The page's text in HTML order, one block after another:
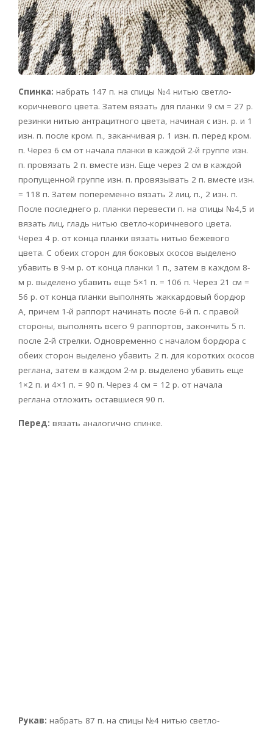
Спинка: набрать 147 п. на спицы №4 нитью светло-
коричневого цвета. Затем вязать для планки 9 см = 27 р.
резинки нитью антрацитного цвета, начиная с изн. р. и 1
изн. п. после кром. п., заканчивая р. 1 изн. п. перед кром.
п. Через 6 см от начала планки в каждой 2-й группе изн.
п. провязать 2 п. вместе изн. Еще через 2 см в каждой
пропущенной группе изн. п. провязывать 2 п. вместе изн.
= 118 п. Затем попеременно вязать 2 лиц. п., 2 изн. п.
После последнего р. планки перевести п. на спицы №4,5 и
вязать лиц. гладь нитью светло-коричневого цвета.
Через 4 р. от конца планки вязать нитью бежевого
цвета. С обеих сторон для боковых скосов выделено
убавить в 9-м р. от конца планки 1 п., затем в каждом 8-
м р. выделено убавить еще 5×1 п. = 106 п. Через 21 см =
56 р. от конца планки выполнять жаккардовый бордюр
А, причем 1-й раппорт начинать после 6-й п. с правой
стороны, выполнять всего 9 раппортов, закончить 5 п.
после 2-й стрелки. Одновременно с началом бордюра с
обеих сторон выделено убавить 2 п. для коротких скосов
реглана, затем в каждом 2-м р. выделено убавить еще
1×2 п. и 4×1 п. = 90 п. Через 4 см = 12 р. от начала
реглана отложить оставшиеся 90 п.
Перед: вязать аналогично спинке.
Рукав: набрать 87 п. на спицы №4 нитью светло-